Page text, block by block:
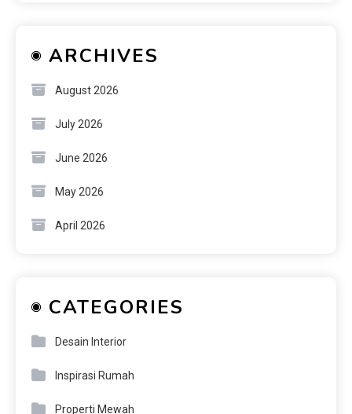
ARCHIVES
August 2026
July 2026
June 2026
May 2026
April 2026
CATEGORIES
Desain Interior
Inspirasi Rumah
Properti Mewah